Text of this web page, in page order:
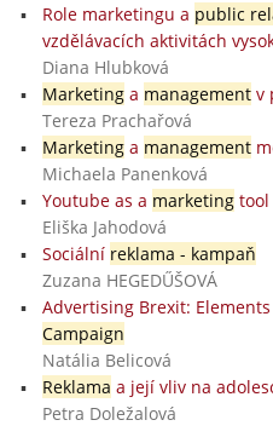
Role marketingu a public
vzdělávacích aktivitách
Diana Hlubková
Marketinga managementv
Tereza Prachařová
Marketinga management
Michaela Panenková
Youtube as a marketingtool
Eliška Jahodová
Sociální reklama - kampaň
Zuzana HEGEDŰŠOVÁ
Advertising Brexit:
Campaign
Natália Belicová
Reklama a její vliv na
Petra Doležalová